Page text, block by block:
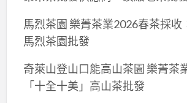
馬烈茶園 樂菁茶業2026春茶採收
馬烈茶園批發
奇萊山登山口能高山茶園 樂菁茶
「十全十美」高山茶批發